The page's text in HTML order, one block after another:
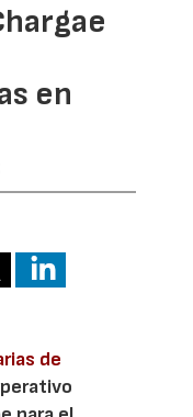
en
de